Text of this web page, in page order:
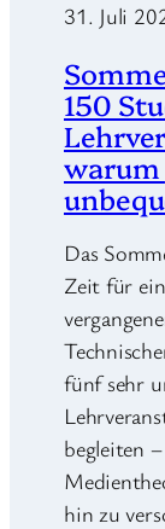
31. Juli
150
warum
Das
Zeit für
fünf sehr
begleiten
hin zu